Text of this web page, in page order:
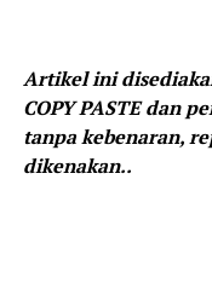
Artikel ini
COPY PASTE dan
tanpa kebenaran,
dikenakan..